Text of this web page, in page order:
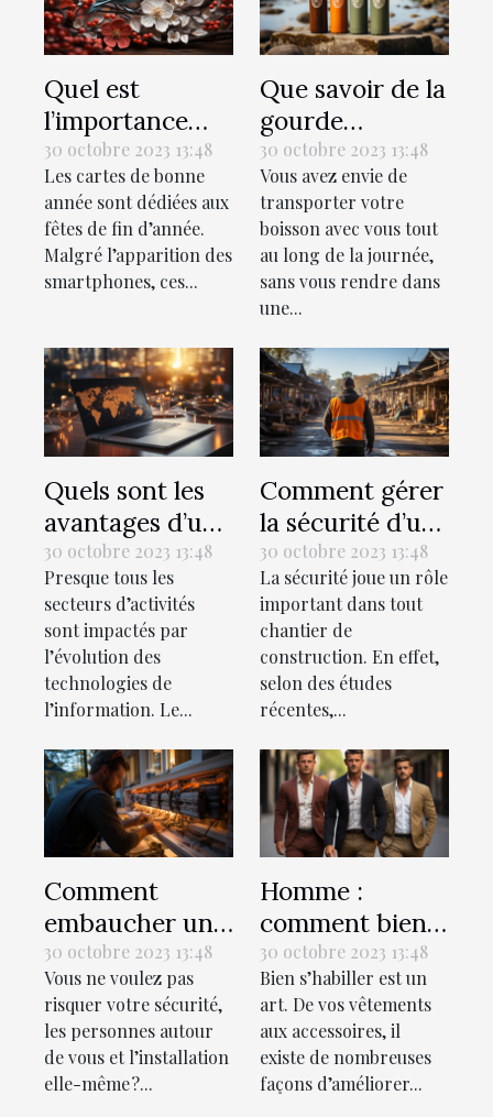
Quel est
l’importance
des cartes de
bonne année ?
30 octobre 2023 13:48
Les cartes de bonne
année sont dédiées aux
fêtes de fin d’année.
Malgré l’apparition des
smartphones, ces...
Que savoir de la
gourde
isotherme ?
30 octobre 2023 13:48
Vous avez envie de
transporter votre
boisson avec vous tout
au long de la journée,
sans vous rendre dans
une...
Quels sont les
avantages d’un
recrutement en
ligne ?
30 octobre 2023 13:48
Presque tous les
secteurs d’activités
sont impactés par
l’évolution des
technologies de
l’information. Le...
Comment gérer
la sécurité d’un
chantier de
construction ?
30 octobre 2023 13:48
La sécurité joue un rôle
important dans tout
chantier de
construction. En effet,
selon des études
récentes,...
Comment
embaucher un
bon électricien
pour votre
maison ?
30 octobre 2023 13:48
Vous ne voulez pas
risquer votre sécurité,
les personnes autour
de vous et l’installation
elle-même ?...
Homme :
comment bien
s’habiller ?
30 octobre 2023 13:48
Bien s’habiller est un
art. De vos vêtements
aux accessoires, il
existe de nombreuses
façons d’améliorer...